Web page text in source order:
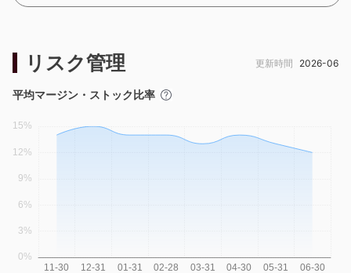
リスク管理 更新時間 2026-06
平均マージン・ストック比率